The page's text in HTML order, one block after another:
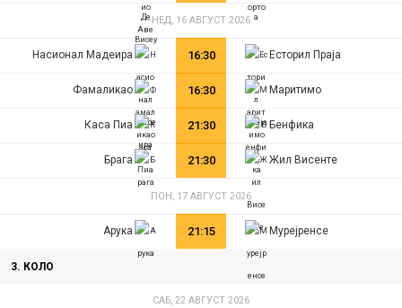
НЕД, 16 АВГУСТ 2026
Насионал Мадеира 16:30 Есторил Праја
Фамаликао 16:30 Маритимo
Каса Пиа 21:30 Бенфика
Брага 21:30 Жил Висенте
ПОН, 17 АВГУСТ 2026
Арука 21:15 Мурејренсе
3. КОЛО
САБ, 22 АВГУСТ 2026